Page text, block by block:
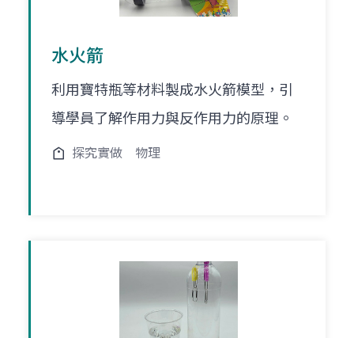
水火箭
利用寶特瓶等材料製成水火箭模型，引
導學員了解作用力與反作用力的原理。
探究實做 物理